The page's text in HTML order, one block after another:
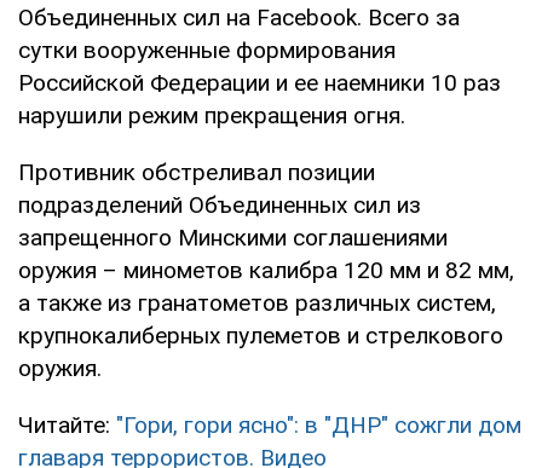
Объединенных сил на Facebook. Всего за
сутки вооруженные формирования
Российской Федерации и ее наемники 10 раз
нарушили режим прекращения огня.
Противник обстреливал позиции
подразделений Объединенных сил из
запрещенного Минскими соглашениями
оружия – минометов калибра 120 мм и 82 мм,
а также из гранатометов различных систем,
крупнокалиберных пулеметов и стрелкового
оружия.
Читайте: "Гори, гори ясно": в "ДНР" сожгли дом
главаря террористов. Видео